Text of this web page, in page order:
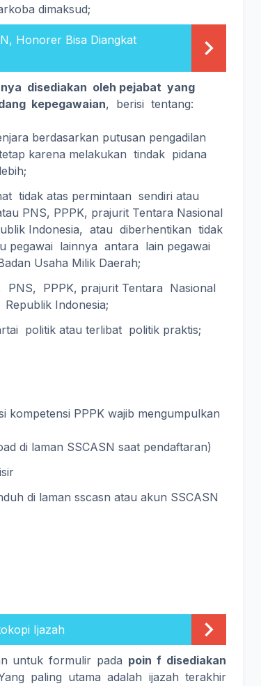
dimaksud;
Honorer Bisa Diangkat
disediakan oleh pejabat yang
kepegawaian, berisi tentang:
berdasarkan putusan pengadilan
karena melakukan tindak pidana
tidak atas permintaan sendiri atau
PNS, PPPK, prajurit Tentara Nasional
Indonesia, atau diberhentikan tidak
pegawai lainnya antara lain pegawai
Usaha Milik Daerah;
PPPK, prajurit Tentara Nasional
Indonesia;
politik atau terlibat politik praktis;
kompetensi PPPK wajib mengumpulkan
di laman SSCASN saat pendaftaran)
di laman sscasn atau akun SSCASN
Ijazah
untuk formulir pada poin f disediakan
paling utama adalah ijazah terakhir